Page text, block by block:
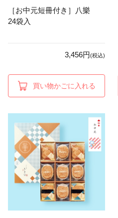
［お中元短冊付き］八樂
24袋入
3,456円(税込)
買い物かごに入れる